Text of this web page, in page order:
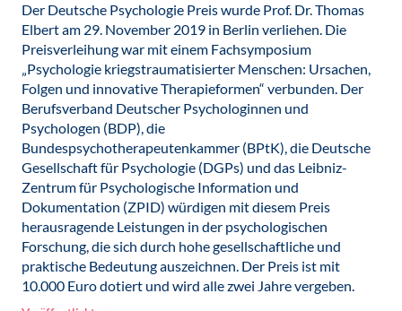
Der Deutsche Psychologie Preis wurde Prof. Dr. Thomas
Elbert am 29. November 2019 in Berlin verliehen. Die
Preisverleihung war mit einem Fachsymposium
„Psychologie kriegstraumatisierter Menschen: Ursachen,
Folgen und innovative Therapieformen“ verbunden. Der
Berufsverband Deutscher Psychologinnen und
Psychologen (BDP), die
Bundespsychotherapeutenkammer (BPtK), die Deutsche
Gesellschaft für Psychologie (DGPs) und das Leibniz-
Zentrum für Psychologische Information und
Dokumentation (ZPID) würdigen mit diesem Preis
herausragende Leistungen in der psychologischen
Forschung, die sich durch hohe gesellschaftliche und
praktische Bedeutung auszeichnen. Der Preis ist mit
10.000 Euro dotiert und wird alle zwei Jahre vergeben.